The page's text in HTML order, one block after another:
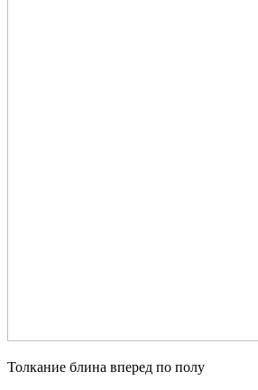
Толкание блина вперед по полу